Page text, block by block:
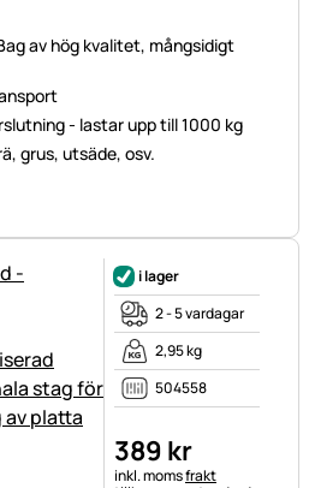
av hög kvalitet, mångsidigt
- lastar upp till 1000 kg
grus, utsäde, osv.
i lager
2 - 5 vardagar
2,95 kg
504558
389 kr
Skatteinformation:
inkl. momsfrakt